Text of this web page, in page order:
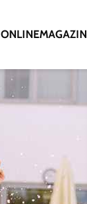
ONLINEMAGAZIN